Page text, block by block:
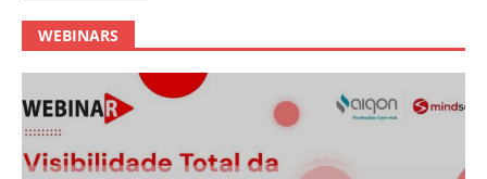
WEBINARS